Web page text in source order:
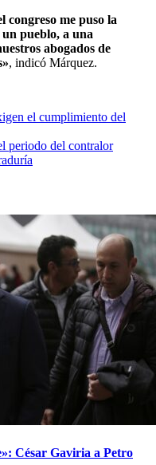
congreso me puso la
pueblo, a una
abogados de
, indicó Márquez.
el cumplimiento del
periodo del contralor
César Gaviria a Petro